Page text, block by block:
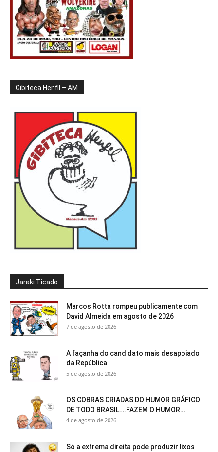
Gibiteca Henfil – AM
Jaraki Ticado
Marcos Rotta rompeu publicamente com
David Almeida em agosto de 2026
7 de agosto de 2026
A façanha do candidato mais desapoiado
da República
5 de agosto de 2026
OS COBRAS CRIADAS DO HUMOR GRÁFICO
DE TODO BRASIL….FAZEM O HUMOR...
4 de agosto de 2026
Só a extrema direita pode produzir lixos